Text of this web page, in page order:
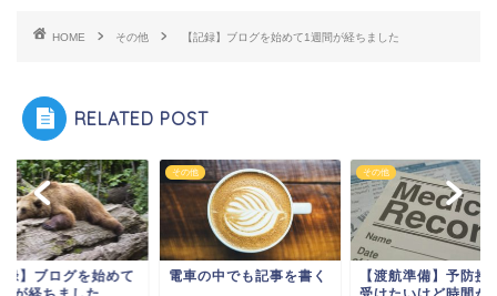
HOME その他 【記録】ブログを始めて1週間が経ちました
RELATED POST
録】ブログを始めて
その他
電車の中でも記事を書く
その他
【渡航準備】予防接